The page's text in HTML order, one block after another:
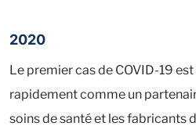
2020
Le premier cas de COVID-19
rapidement comme un
soins de santé et les fabricants